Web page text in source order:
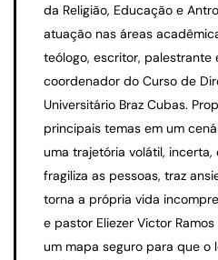
da Religião, Educação e
atuação nas áreas
teólogo, escritor, palestrante
coordenador do Curso de
Universitário Braz Cubas.
principais temas em um
uma trajetória volátil,
fragiliza as pessoas, traz
torna a própria vida
e pastor Eliezer Victor
um mapa seguro para que o